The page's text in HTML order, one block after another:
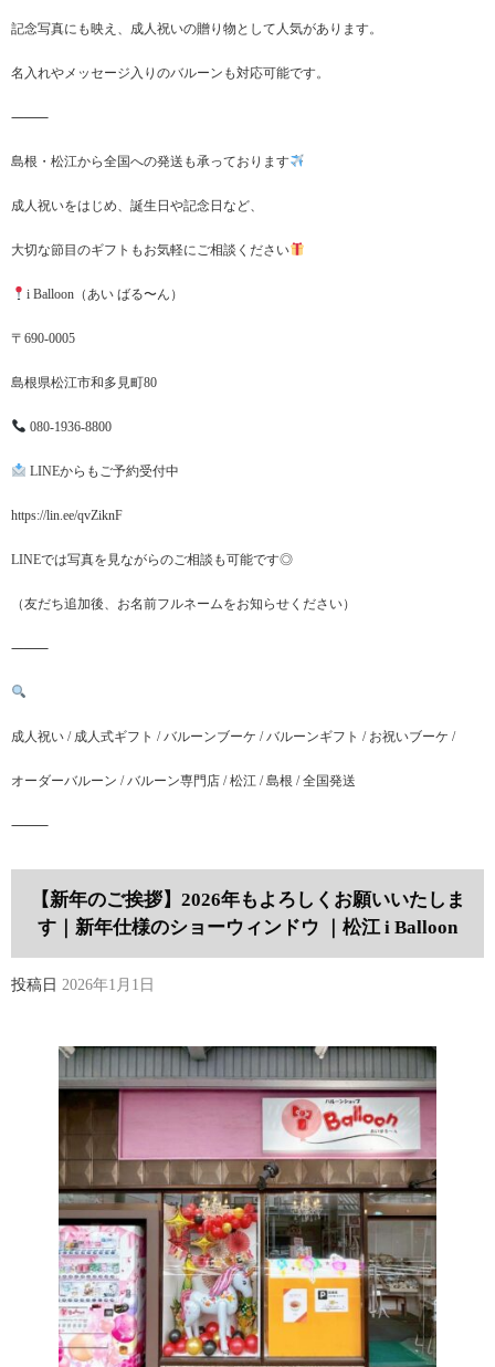
記念写真にも映え、成人祝いの贈り物として人気があります。
名入れやメッセージ入りのバルーンも対応可能です。
⸻
島根・松江から全国への発送も承っております
成人祝いをはじめ、誕生日や記念日など、
大切な節目のギフトもお気軽にご相談ください
i Balloon（あい ばる〜ん）
〒690-0005
島根県松江市和多見町80
080-1936-8800
LINEからもご予約受付中
https://lin.ee/qvZiknF
LINEでは写真を見ながらのご相談も可能です◎
（友だち追加後、お名前フルネームをお知らせください）
⸻
成人祝い / 成人式ギフト / バルーンブーケ / バルーンギフト / お祝いブーケ /
オーダーバルーン / バルーン専門店 / 松江 / 島根 / 全国発送
⸻
【新年のご挨拶】2026年もよろしくお願いいたしま
す｜新年仕様のショーウィンドウ ｜松江 i Balloon
投稿日 2026年1月1日